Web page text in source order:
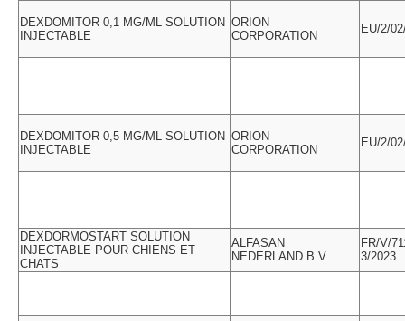
DEXDOMITOR 0,1 MG/ML SOLUTION
INJECTABLE
ORION
CORPORATION
EU/2/
DEXDOMITOR 0,5 MG/ML SOLUTION
INJECTABLE
ORION
CORPORATION
EU/2/
DEXDORMOSTART SOLUTION
INJECTABLE POUR CHIENS ET
CHATS
ALFASAN
NEDERLAND B.V.
FR/V/
3/2023